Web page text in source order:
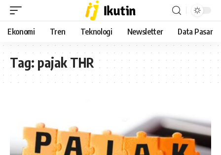
Ekonomi Tren Teknologi Newsletter Data Pasar
Tag: pajak THR